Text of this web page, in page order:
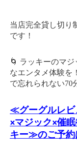
当店完全貸し切り
です！
🌀 ラッキーのマ
なエンタメ体験を
で忘れられない70
≪グーグルレビ
×マジック×催
キー≫のご予約